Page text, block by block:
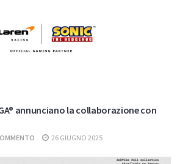
annunciano la collaborazione con
26 GIUGNO 2025